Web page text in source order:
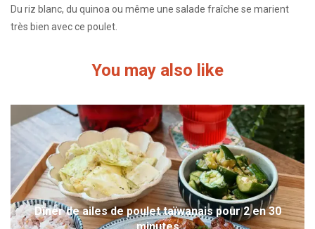
Du riz blanc, du quinoa ou même une salade fraîche se marient
très bien avec ce poulet.
You may also like
Dîner de ailes de poulet taïwanais pour 2 en 30
minutes